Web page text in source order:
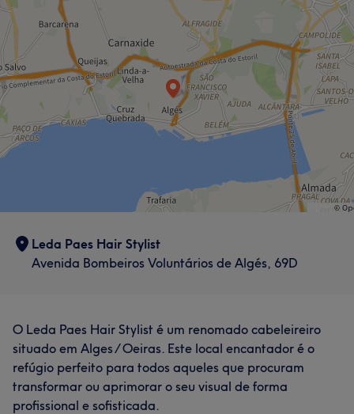
Leda Paes Hair Stylist
Avenida Bombeiros Voluntários de Algés, 69D
O Leda Paes Hair Stylist é um renomado cabeleireiro
situado em Alges / Oeiras. Este local encantador é o
refúgio perfeito para todos aqueles que procuram
transformar ou aprimorar o seu visual de forma
profissional e sofisticada.